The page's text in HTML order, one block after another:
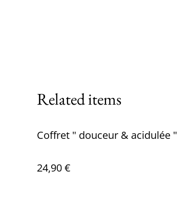
Related items
Coffret " douceur & acidulée "
24,90 €